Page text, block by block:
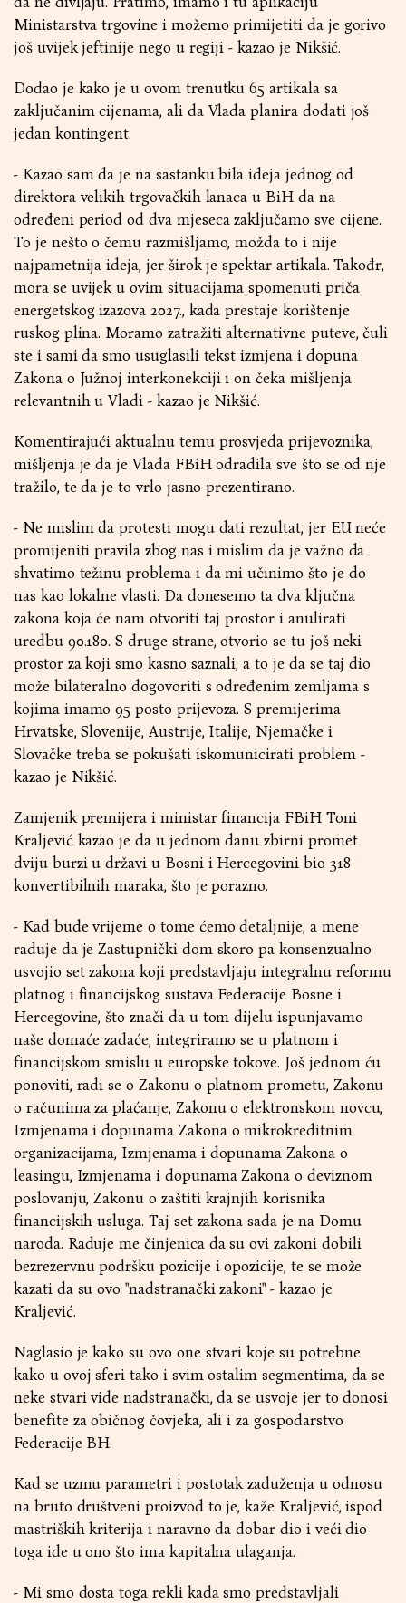
Ministarstva trgovine i možemo primijetiti da je gorivo
još uvijek jeftinije nego u regiji - kazao je Nikšić.
Dodao je kako je u ovom trenutku 65 artikala sa
zaključanim cijenama, ali da Vlada planira dodati još
jedan kontingent.
- Kazao sam da je na sastanku bila ideja jednog od
direktora velikih trgovačkih lanaca u BiH da na
određeni period od dva mjeseca zaključamo sve cijene.
To je nešto o čemu razmišljamo, možda to i nije
najpametnija ideja, jer širok je spektar artikala. Takođr,
mora se uvijek u ovim situacijama spomenuti priča
energetskog izazova 2027., kada prestaje korištenje
ruskog plina. Moramo zatražiti alternativne puteve, čuli
ste i sami da smo usuglasili tekst izmjena i dopuna
Zakona o Južnoj interkonekciji i on čeka mišljenja
relevantnih u Vladi - kazao je Nikšić.
Komentirajući aktualnu temu prosvjeda prijevoznika,
mišljenja je da je Vlada FBiH odradila sve što se od nje
tražilo, te da je to vrlo jasno prezentirano.
- Ne mislim da protesti mogu dati rezultat, jer EU neće
promijeniti pravila zbog nas i mislim da je važno da
shvatimo težinu problema i da mi učinimo što je do
nas kao lokalne vlasti. Da donesemo ta dva ključna
zakona koja će nam otvoriti taj prostor i anulirati
uredbu 90.180. S druge strane, otvorio se tu još neki
prostor za koji smo kasno saznali, a to je da se taj dio
može bilateralno dogovoriti s određenim zemljama s
kojima imamo 95 posto prijevoza. S premijerima
Hrvatske, Slovenije, Austrije, Italije, Njemačke i
Slovačke treba se pokušati iskomunicirati problem -
kazao je Nikšić.
Zamjenik premijera i ministar financija FBiH Toni
Kraljević kazao je da u jednom danu zbirni promet
dviju burzi u državi u Bosni i Hercegovini bio 318
konvertibilnih maraka, što je porazno.
- Kad bude vrijeme o tome ćemo detaljnije, a mene
raduje da je Zastupnički dom skoro pa konsenzualno
usvojio set zakona koji predstavljaju integralnu reformu
platnog i financijskog sustava Federacije Bosne i
Hercegovine, što znači da u tom dijelu ispunjavamo
naše domaće zadaće, integriramo se u platnom i
financijskom smislu u europske tokove. Još jednom ću
ponoviti, radi se o Zakonu o platnom prometu, Zakonu
o računima za plaćanje, Zakonu o elektronskom novcu,
Izmjenama i dopunama Zakona o mikrokreditnim
organizacijama, Izmjenama i dopunama Zakona o
leasingu, Izmjenama i dopunama Zakona o deviznom
poslovanju, Zakonu o zaštiti krajnjih korisnika
financijskih usluga. Taj set zakona sada je na Domu
naroda. Raduje me činjenica da su ovi zakoni dobili
bezrezervnu podršku pozicije i opozicije, te se može
kazati da su ovo "nadstranački zakoni" - kazao je
Kraljević.
Naglasio je kako su ovo one stvari koje su potrebne
kako u ovoj sferi tako i svim ostalim segmentima, da se
neke stvari vide nadstranački, da se usvoje jer to donosi
benefite za običnog čovjeka, ali i za gospodarstvo
Federacije BH.
Kad se uzmu parametri i postotak zaduženja u odnosu
na bruto društveni proizvod to je, kaže Kraljević, ispod
mastriških kriterija i naravno da dobar dio i veći dio
toga ide u ono što ima kapitalna ulaganja.
- Mi smo dosta toga rekli kada smo predstavljali